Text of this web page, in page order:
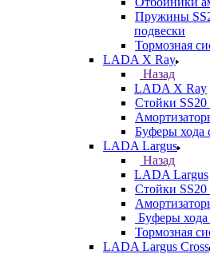
Пружины
подвески
Тормозная
LADA X Ray
Назад
LADA X Ray
Стойки SS20
Буферы хода
LADA Largus
Назад
LADA Largus
Стойки SS20
Буферы хода
Тормозная
LADA Largus Cross